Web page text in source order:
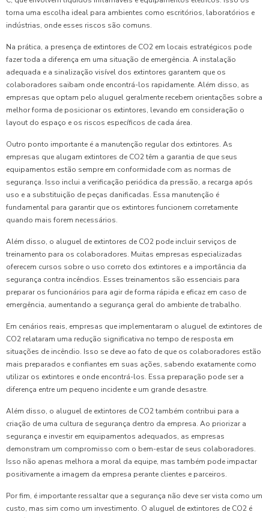
torna uma escolha ideal para ambientes como escritórios, laboratórios e
indústrias, onde esses riscos são comuns.
Na prática, a presença de extintores de CO2 em locais estratégicos pode
fazer toda a diferença em uma situação de emergência. A instalação
adequada e a sinalização visível dos extintores garantem que os
colaboradores saibam onde encontrá-los rapidamente. Além disso, as
empresas que optam pelo aluguel geralmente recebem orientações sobre a
melhor forma de posicionar os extintores, levando em consideração o
layout do espaço e os riscos específicos de cada área.
Outro ponto importante é a manutenção regular dos extintores. As
empresas que alugam extintores de CO2 têm a garantia de que seus
equipamentos estão sempre em conformidade com as normas de
segurança. Isso inclui a verificação periódica da pressão, a recarga após
uso e a substituição de peças danificadas. Essa manutenção é
fundamental para garantir que os extintores funcionem corretamente
quando mais forem necessários.
Além disso, o aluguel de extintores de CO2 pode incluir serviços de
treinamento para os colaboradores. Muitas empresas especializadas
oferecem cursos sobre o uso correto dos extintores e a importância da
segurança contra incêndios. Esses treinamentos são essenciais para
preparar os funcionários para agir de forma rápida e eficaz em caso de
emergência, aumentando a segurança geral do ambiente de trabalho.
Em cenários reais, empresas que implementaram o aluguel de extintores de
CO2 relataram uma redução significativa no tempo de resposta em
situações de incêndio. Isso se deve ao fato de que os colaboradores estão
mais preparados e confiantes em suas ações, sabendo exatamente como
utilizar os extintores e onde encontrá-los. Essa preparação pode ser a
diferença entre um pequeno incidente e um grande desastre.
Além disso, o aluguel de extintores de CO2 também contribui para a
criação de uma cultura de segurança dentro da empresa. Ao priorizar a
segurança e investir em equipamentos adequados, as empresas
demonstram um compromisso com o bem-estar de seus colaboradores.
Isso não apenas melhora a moral da equipe, mas também pode impactar
positivamente a imagem da empresa perante clientes e parceiros.
Por fim, é importante ressaltar que a segurança não deve ser vista como um
custo, mas sim como um investimento. O aluguel de extintores de CO2 é